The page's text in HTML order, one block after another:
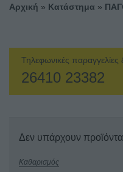
Αρχική » Κατάστημα »
Τηλεφωνικές
26410 23382
Δεν υπάρχουν
Καθαρισμός